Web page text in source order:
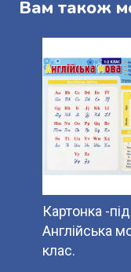
Вам також
Картонка -
Англійська
клас.